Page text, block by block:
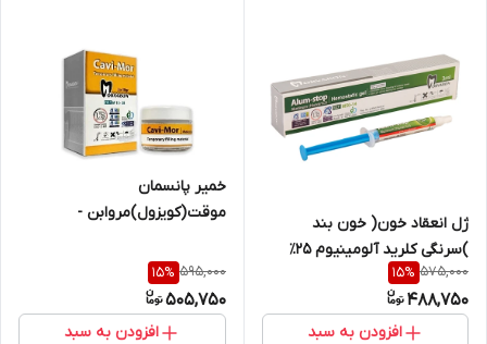
ژل انعقاد خون( خون بند
)سرنگی کلرید آلومینیوم ۲۵٪
مروابن
575,000
15%
488,750
افزودن به سبد
خمیر پانسمان
موقت(کویزول)مروابن -
595,000
15%
505,750
افزودن به سبد